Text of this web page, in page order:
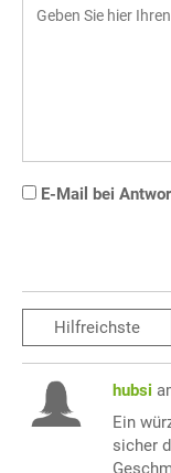
E-Mail bei
Hilfreichste
hubsi
Ein
sicher